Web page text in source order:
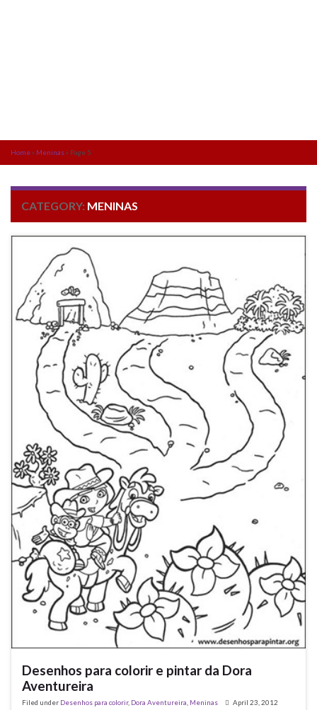
Home» Meninas» Page 5
CATEGORY: MENINAS
Desenhos para colorir e pintar da Dora
Aventureira
Filed under Desenhos para colorir, Dora Aventureira Meninas April 23, 2012